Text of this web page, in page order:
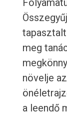
meg
növelje
a leendő